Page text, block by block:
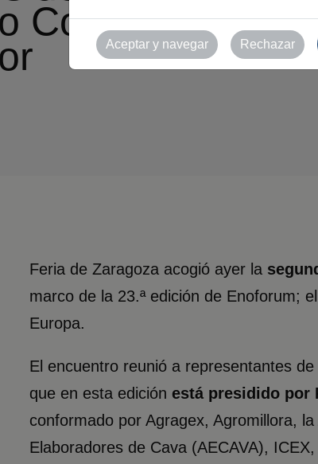
Comité
Feria de Zaragoza acogió ayer la
marco de la 23.ª edición de Enoforum;
Europa.
El encuentro reunió a representantes
que en esta edición está presidido por
conformado por Agragex, Agromillora,
Elaboradores de Cava (AECAVA),
Aceptar y navegar Rechazar